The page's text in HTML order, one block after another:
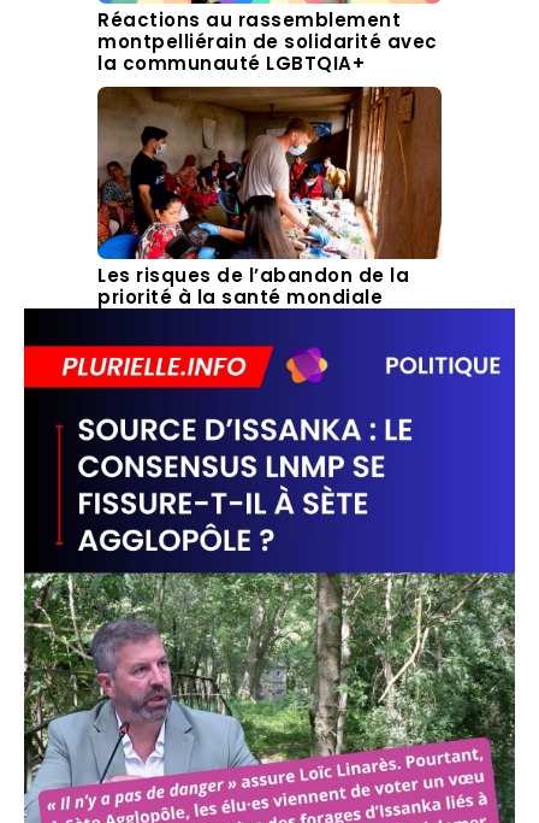
Réactions au rassemblement
montpelliérain de solidarité avec
la communauté LGBTQIA+
Les risques de l’abandon de la
priorité à la santé mondiale